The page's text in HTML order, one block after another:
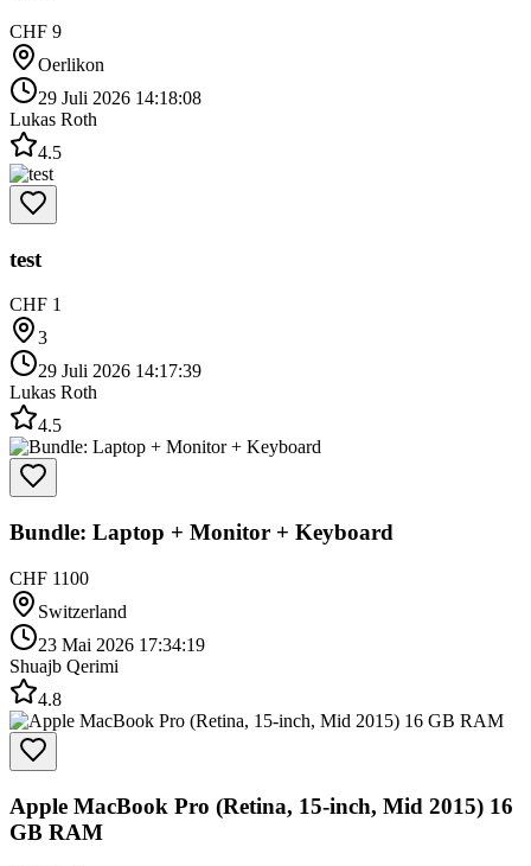
CHF 9
Oerlikon
29 Juli 2026 14:18:08
Lukas Roth
4.5
test
CHF 1
3
29 Juli 2026 14:17:39
Lukas Roth
4.5
Bundle: Laptop + Monitor + Keyboard
CHF 1100
Switzerland
23 Mai 2026 17:34:19
Shuajb Qerimi
4.8
Apple MacBook Pro (Retina, 15-inch, Mid 2015) 16
GB RAM